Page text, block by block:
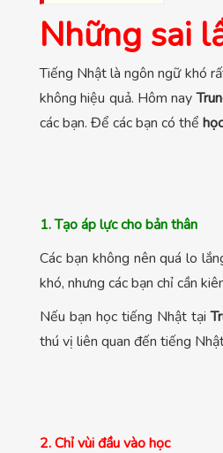
Những sai
Tiếng Nhật là ngôn ngữ khó
không hiệu quả. Hôm nay
các bạn. Để các bạn có thể
1. Tạo áp lực cho bản thân
Các bạn không nên quá lo
khó, nhưng các bạn chỉ cần
Nếu bạn học tiếng Nhật tại
thú vị liên quan đến tiếng
2. Chỉ vùi đầu vào học